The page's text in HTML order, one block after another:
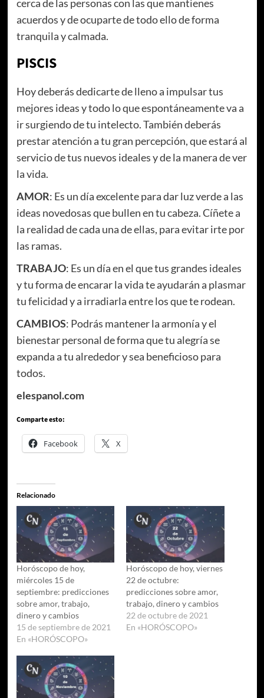
cerca de las personas con las que mantienes
acuerdos y de ocuparte de todo ello de forma
tranquila y calmada.
PISCIS
Hoy deberás dedicarte de lleno a impulsar tus
mejores ideas y todo lo que espontáneamente va a
ir surgiendo de tu intelecto. También deberás
prestar atención a tu gran percepción, que estará al
servicio de tus nuevos ideales y de la manera de ver
la vida.
AMOR: Es un día excelente para dar luz verde a las
ideas novedosas que bullen en tu cabeza. Cíñete a
la realidad de cada una de ellas, para evitar irte por
las ramas.
TRABAJO: Es un día en el que tus grandes ideales
y tu forma de encarar la vida te ayudarán a plasmar
tu felicidad y a irradiarla entre los que te rodean.
CAMBIOS: Podrás mantener la armonía y el
bienestar personal de forma que tu alegría se
expanda a tu alrededor y sea beneficioso para
todos.
elespanol.com
Comparte esto:
Facebook X
Relacionado
Horóscopo de hoy,
miércoles 15 de
septiembre: predicciones
sobre amor, trabajo,
dinero y cambios
15 de septiembre de 2021
En «HORÓSCOPO»
Horóscopo de hoy, viernes
22 de octubre:
predicciones sobre amor,
trabajo, dinero y cambios
22 de octubre de 2021
En «HORÓSCOPO»